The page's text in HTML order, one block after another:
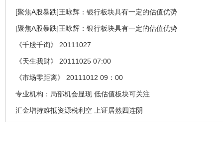
[聚焦A股暴跌]王咏辉：银行板块具有一定的估值优势
[聚焦A股暴跌]王咏辉：银行板块具有一定的估值优势
《千股千询》 20111027
《天生我财》 20111025 07:00
《市场零距离》 20111012 09：00
专业机构：局部机会显现 低估值板块可关注
汇金增持难抵资源税利空 上证居然四连阴